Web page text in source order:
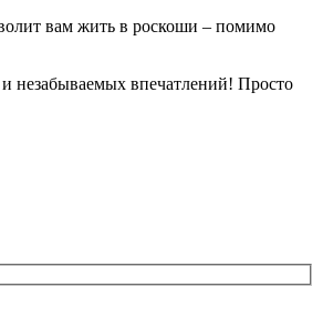
вам жить в роскоши – помимо
незабываемых впечатлений! Просто